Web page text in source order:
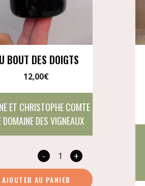
BOUT DES DOIGTS
12,00€
ET CHRISTOPHE COMTE
DES VIGNEAUX
-
quantité
de
+
AJOUTER AU PANIER